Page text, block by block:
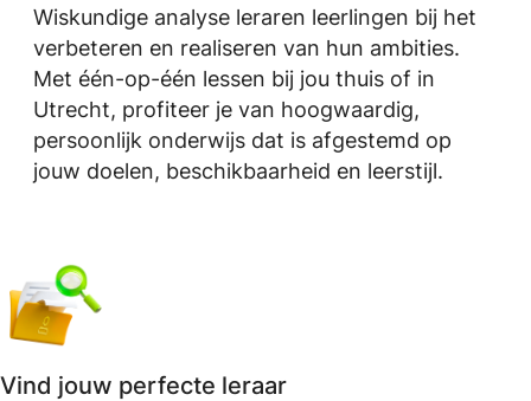
Wiskundige analyse leraren leerlingen bij het
verbeteren en realiseren van hun ambities.
Met één-op-één lessen bij jou thuis of in
Utrecht, profiteer je van hoogwaardig,
persoonlijk onderwijs dat is afgestemd op
jouw doelen, beschikbaarheid en leerstijl.
Vind jouw perfecte leraar